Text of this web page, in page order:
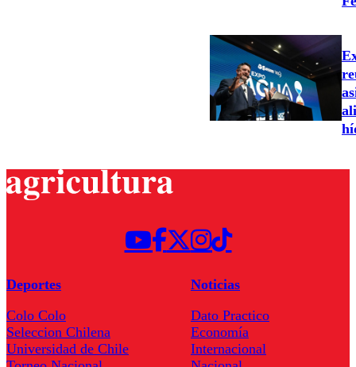
Deportes
Colo Colo
Seleccion Chilena
Universidad de Chile
Noticias
Dato Practico
Economía
Internacional